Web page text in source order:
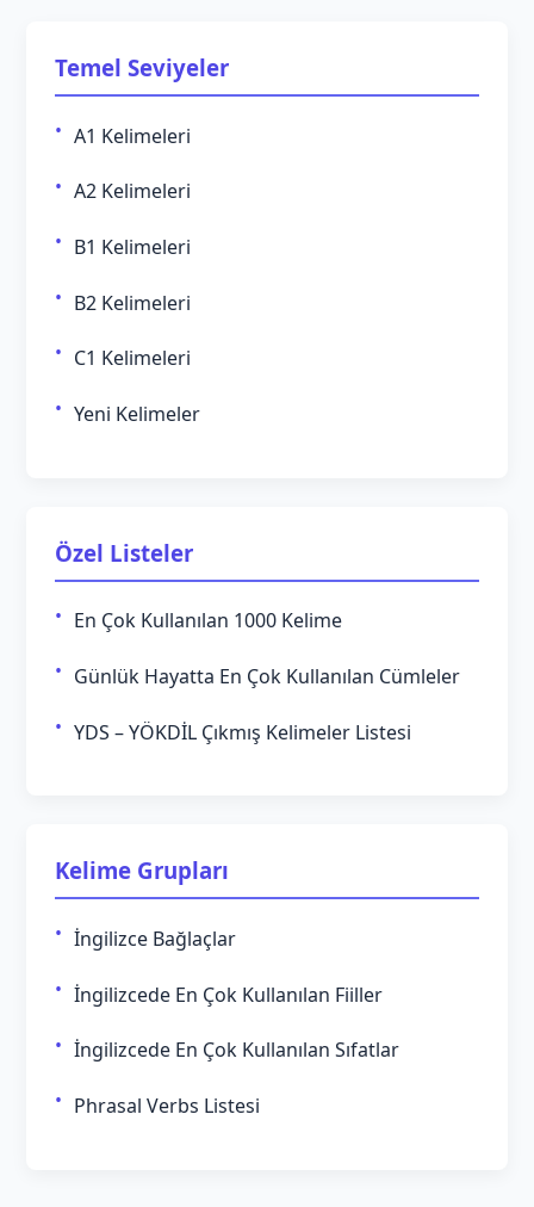
Temel Seviyeler
A1 Kelimeleri
A2 Kelimeleri
B1 Kelimeleri
B2 Kelimeleri
C1 Kelimeleri
Yeni Kelimeler
Özel Listeler
En Çok Kullanılan 1000 Kelime
Günlük Hayatta En Çok Kullanılan Cümleler
YDS – YÖKDİL Çıkmış Kelimeler Listesi
Kelime Grupları
İngilizce Bağlaçlar
İngilizcede En Çok Kullanılan Fiiller
İngilizcede En Çok Kullanılan Sıfatlar
Phrasal Verbs Listesi